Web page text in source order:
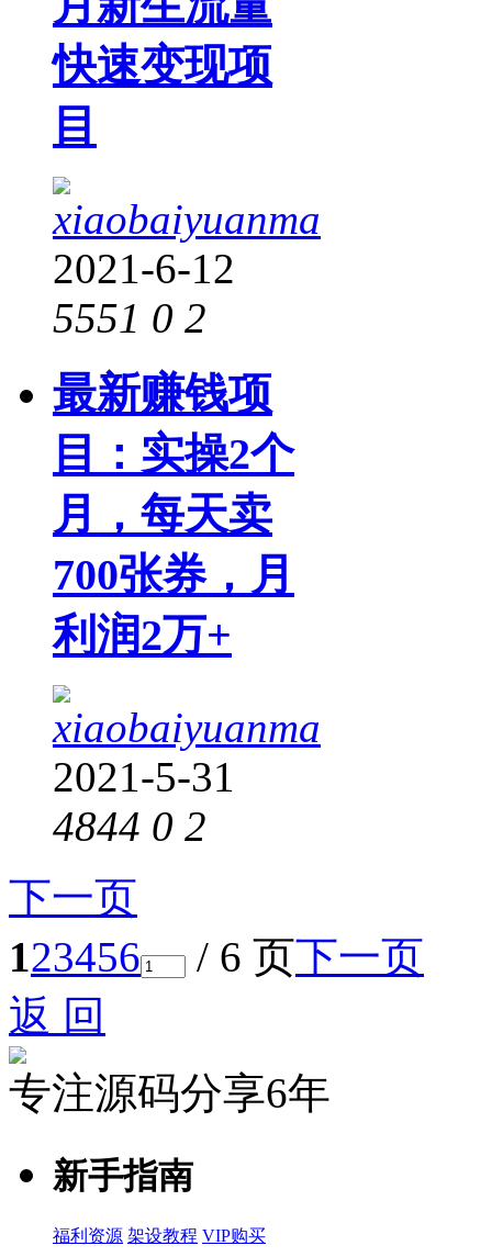
快速变现项
目
xiaobaiyuanma
2021-6-12
5551 0 2
最新赚钱项
目：实操2个
月，每天卖
700张券，月
利润2万+
xiaobaiyuanma
2021-5-31
4844 0 2
下一页
123456 / 6 页下一页
返 回
专注源码分享6年
新手指南
福利资源 架设教程 VIP购买